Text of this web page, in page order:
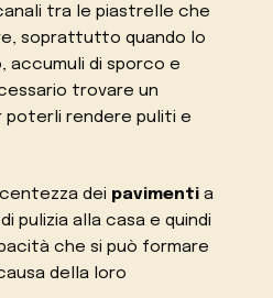
tra le piastrelle che
soprattutto quando lo
accumuli di sporco e
trovare un
rendere puliti e
dei pavimenti a
pulizia alla casa e quindi
che si può formare
della loro